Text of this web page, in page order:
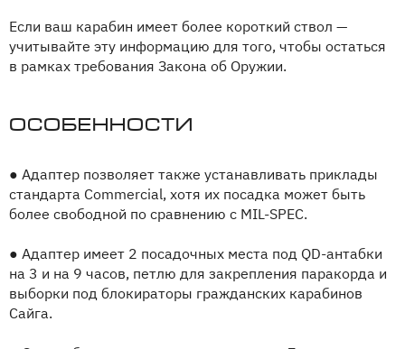
Если ваш карабин имеет более короткий ствол —
учитывайте эту информацию для того, чтобы остаться
в рамках требования Закона об Оружии.
Особенности
● Адаптер позволяет также устанавливать приклады
стандарта Commercial, хотя их посадка может быть
более свободной по сравнению с MIL-SPEC.
● Адаптер имеет 2 посадочных места под QD-антабки
на 3 и на 9 часов, петлю для закрепления паракорда и
выборки под блокираторы гражданских карабинов
Сайга.